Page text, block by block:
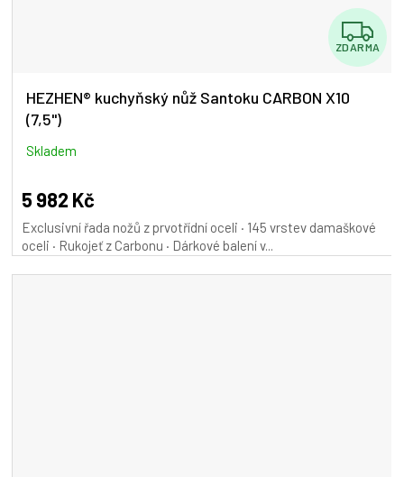
Z
D
ZDARMA
HEZHEN® kuchyňský nůž Santoku CARBON X10
(7,5")
Skladem
5 982 Kč
Exclusivní řada nožů z prvotřídní oceli · 145 vrstev damaškové
oceli · Rukojeť z Carbonu · Dárkové balení v...